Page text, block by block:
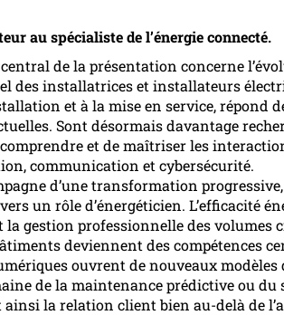
au spécialiste de l’énergie connecté.
de la présentation concerne
des installatrices et installateurs
et à la mise en service, répond
Sont désormais davantage
et de maîtriser les
communication et cybersécurité.
d’une transformation
un rôle d’énergéticien. L’efficacité
la gestion professionnelle des volumes
deviennent des compétences
ouvrent de nouveaux modèles
de la maintenance prédictive ou du
la relation client bien au-delà de